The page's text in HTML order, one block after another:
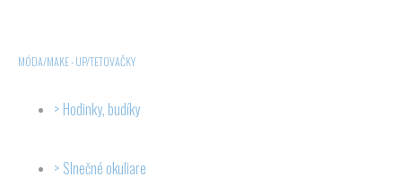
MÓDA/MAKE - UP/TETOVAČKY
Hodinky, budíky
Slnečné okuliare